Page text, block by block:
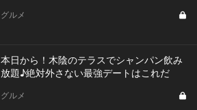
グルメ
本日から！木陰のテラスでシャンパン飲み
放題♪絶対外さない最強デートはこれだ
グルメ